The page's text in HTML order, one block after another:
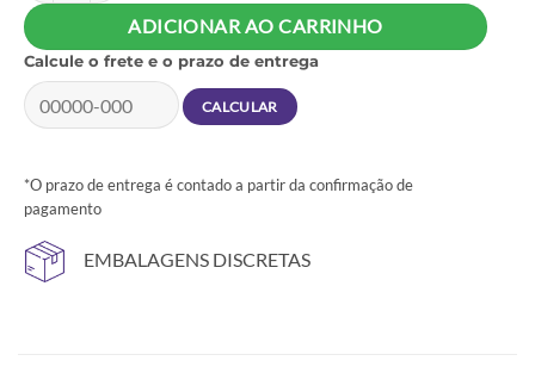
ADICIONAR AO CARRINHO
Calcule o frete e o prazo de entrega
*O prazo de entrega é contado a partir da confirmação de
pagamento
EMBALAGENS DISCRETAS